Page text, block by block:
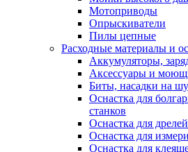
Мотоприводы
Опрыскиватели
Пилы цепные
Расходные материалы и
Аккумуляторы,
Аксессуары и
Биты, насадки на
Оснастка для
станков
Оснастка для
Оснастка для
Оснастка для